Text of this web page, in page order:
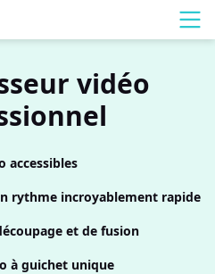
vidéo
accessibles
rythme incroyablement rapide
et de fusion
à guichet unique